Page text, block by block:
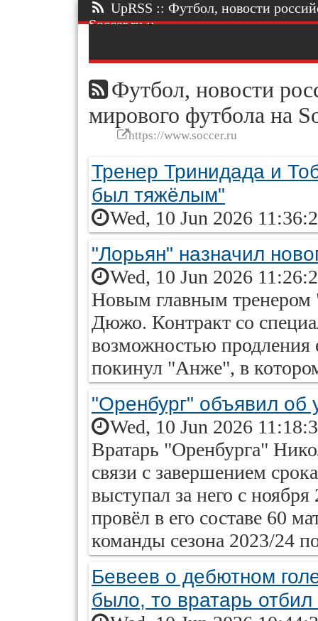
UpRSS :: Футбол, новости
Soccer.ru ::.
Футбол, новости
мирового футбола на
https://www.soccer.ru
Тренер Тринидада и
был тяжёлым"
Wed, 10 Jun 2026
"Лорьян" назначил
Wed, 10 Jun 2026
Новым главным тренером
Дюжо. Контракт со
возможностью
покинул "Анже", в
"Оренбург" объявил об
Wed, 10 Jun 2026
Вратарь "Оренбурга"
связи с завершением
выступал за него с
провёл в его составе 60
команды сезона 2023/24
Бевеев о дебютном
было, то вратарь